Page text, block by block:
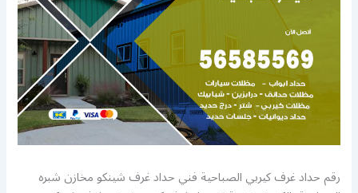
رقم حداد غرف كيربي الصباحية فني حداد غرف شينكو مخازن شبره